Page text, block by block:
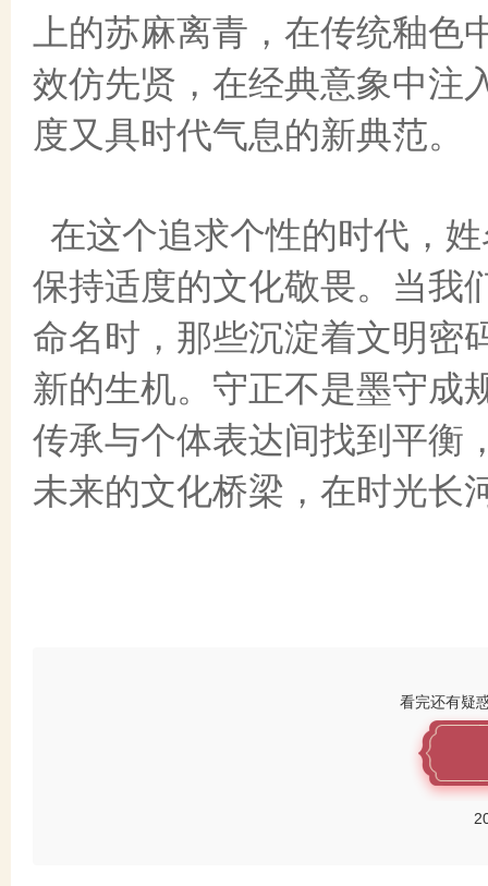
上的苏麻离青，在传统釉
效仿先贤，在经典意象中注
度又具时代气息的新典范。
在这个追求个性的时代，
保持适度的文化敬畏。当我
命名时，那些沉淀着文明密
新的生机。守正不是墨守成
传承与个体表达间找到平衡
未来的文化桥梁，在时光长
看完还有疑